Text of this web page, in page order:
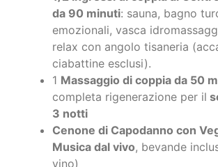
emozionali, vasca
relax con angolo tisaneria
ciabattine esclusi).
1Massaggio di coppia da 50
completa rigenerazione per il
3 notti
Cenone di Capodanno con
Musica dal vivo, bevande
vino)
Il kit spa (accappatoio e